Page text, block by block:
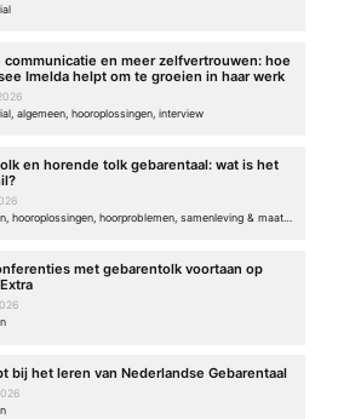
communicatie en meer zelfvertrouwen: hoe
Imelda helpt om te groeien in haar werk
algemeen, hooroplossingen, interview
en horende tolk gebarentaal: wat is het
met gebarentolk voortaan op
bij het leren van Nederlandse Gebarentaal